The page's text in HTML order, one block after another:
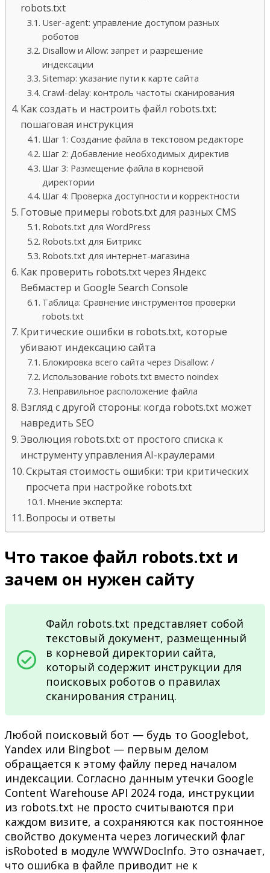
robots.txt
User-agent: управление доступом разных
роботов
Disallow и Allow: запрет и разрешение
индексации
Sitemap: указание пути к карте сайта
Crawl-delay: контроль частоты сканирования
Как создать и настроить файл robots.txt:
пошаговая инструкция
Шаг 1: Создание файла в текстовом редакторе
Шаг 2: Добавление необходимых директив
Шаг 3: Размещение файла в корневой
директории
Шаг 4: Проверка доступности и корректности
Готовые примеры robots.txt для разных CMS
Robots.txt для WordPress
Robots.txt для Битрикс
Robots.txt для интернет-магазина
Как проверить robots.txt через Яндекс
Вебмастер и Google Search Console
Таблица: Сравнение инструментов проверки
robots.txt
Критические ошибки в robots.txt, которые
убивают индексацию сайта
Блокировка всего сайта через Disallow: /
Использование robots.txt вместо noindex
Неправильное расположение файла
Взгляд с другой стороны: когда robots.txt может
навредить SEO
Эволюция robots.txt: от простого списка к
инструменту управления AI-краулерами
Скрытая стоимость ошибки: три критических
просчета при настройке robots.txt
Мнение эксперта:
Вопросы и ответы
Что такое файл robots.txt и
зачем он нужен сайту
Файл robots.txt представляет собой
текстовый документ, размещенный
в корневой директории сайта,
который содержит инструкции для
поисковых роботов о правилах
сканирования страниц.
Любой поисковый бот — будь то Googlebot,
Yandex или Bingbot — первым делом
обращается к этому файлу перед началом
индексации. Согласно данным утечки Google
Content Warehouse API 2024 года, инструкции
из robots.txt не просто считываются при
каждом визите, а сохраняются как постоянное
свойство документа через логический флаг
isRoboted в модуле WWWDocInfo. Это означает,
что ошибка в файле приводит не к